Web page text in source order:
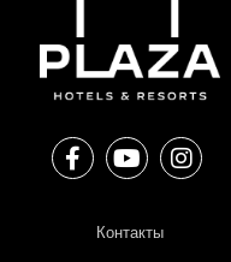
Контакты